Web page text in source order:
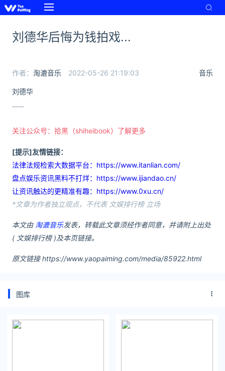
刘德华后悔为钱拍戏...
音乐
作者： 淘漉音乐 2022-05-26 21:19:03
刘德华
……
关注公众号：拾黑（shiheibook）了解更多
[提示]友情链接：
法律法规检索大数据平台：https://www.itanlian.com/
盘点娱乐资讯黑料不打烊：https://www.ijiandao.cn/
让资讯触达的更精准有趣：https://www.0xu.cn/
*文章为作者独立观点，不代表 文娱排行榜 立场
本文由 淘漉音乐发表，转载此文章须经作者同意，并请附上出处
( 文娱排行榜 )及本页链接。
原文链接 https://www.yaopaiming.com/media/85922.html
图库